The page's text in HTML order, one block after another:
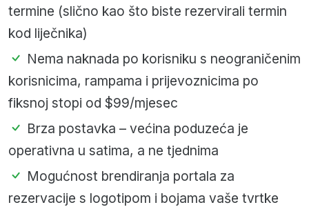
termine (slično kao što biste rezervirali termin
kod liječnika)
Nema naknada po korisniku s neograničenim
korisnicima, rampama i prijevoznicima po
fiksnoj stopi od $99/mjesec
Brza postavka – većina poduzeća je
operativna u satima, a ne tjednima
Mogućnost brendiranja portala za
rezervacije s logotipom i bojama vaše tvrtke